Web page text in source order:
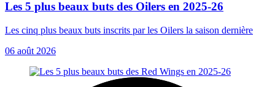
Les 5 plus beaux buts des Oilers en 2025-26
Les cinq plus beaux buts inscrits par les Oilers la saison dernière
06 août 2026